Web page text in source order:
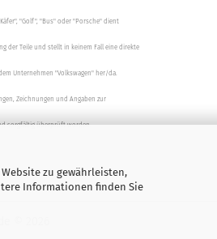
zu gewährleisten,
Informationen finden Sie
"Golf", "Bus" oder "Porsche" dient
der Teile und stellt in keinem Fall eine direkte
Unternehmen "Volkswagen" her/da.
Zeichnungen und Angaben zur
sorgfältig überprüft worden.